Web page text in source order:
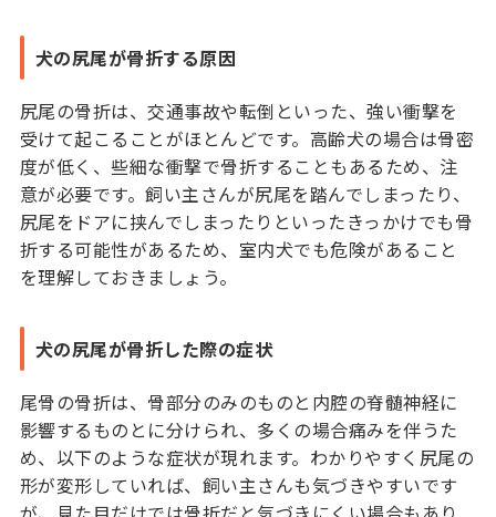
犬の尻尾が骨折する原因
尻尾の骨折は、交通事故や転倒といった、強い衝撃を
受けて起こることがほとんどです。高齢犬の場合は骨密
度が低く、些細な衝撃で骨折することもあるため、注
意が必要です。飼い主さんが尻尾を踏んでしまったり、
尻尾をドアに挟んでしまったりといったきっかけでも骨
折する可能性があるため、室内犬でも危険があること
を理解しておきましょう。
犬の尻尾が骨折した際の症状
尾骨の骨折は、骨部分のみのものと内腔の脊髄神経に
影響するものとに分けられ、多くの場合痛みを伴うた
め、以下のような症状が現れます。わかりやすく尻尾の
形が変形していれば、飼い主さんも気づきやすいです